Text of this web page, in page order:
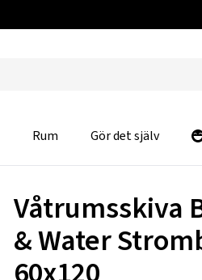
Rum Gör det själv
Våtrumsskiva
& Water